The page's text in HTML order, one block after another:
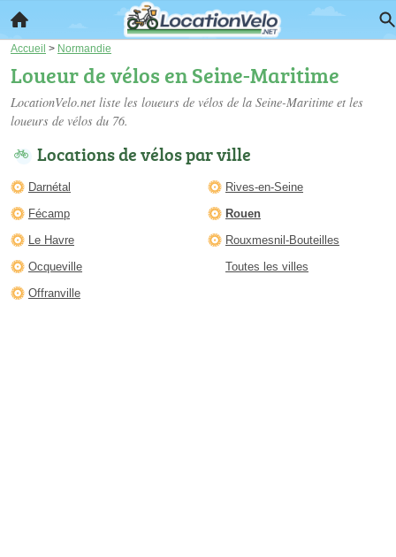
Accueil > Normandie
Loueur de vélos en Seine-Maritime
LocationVelo.net liste les loueurs de vélos de la Seine-Maritime et les
loueurs de vélos du 76.
Locations de vélos par ville
Darnétal
Fécamp
Le Havre
Ocqueville
Offranville
Rives-en-Seine
Rouen
Rouxmesnil-Bouteilles
Toutes les villes